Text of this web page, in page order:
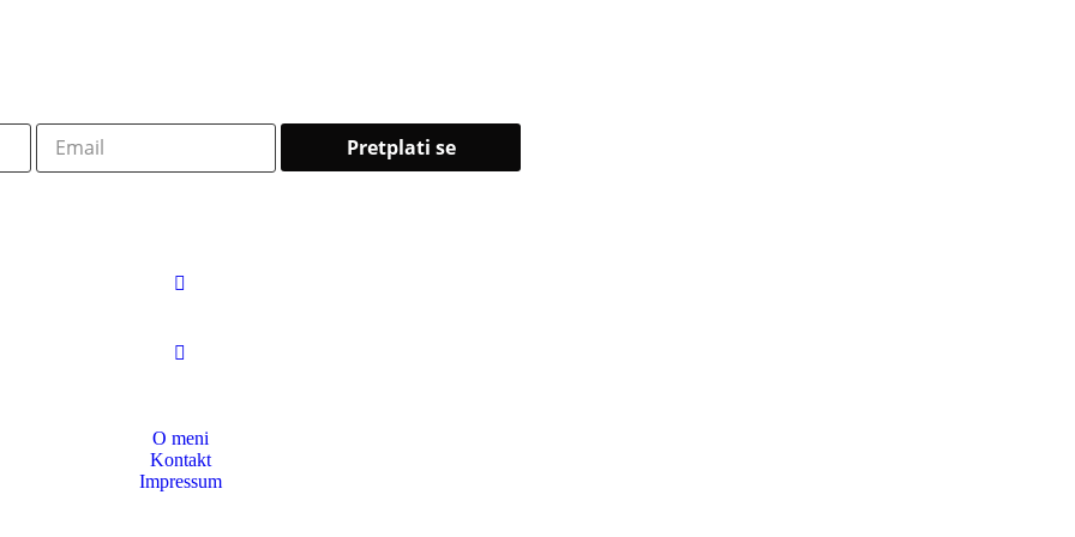
O meni
Kontakt
Impressum